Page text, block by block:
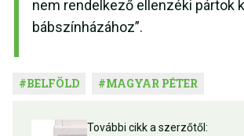
nem rendelkező ellenzéki pártok
bábszínházához”.
#BELFÖLD #MAGYAR PÉTER
További cikk a szerzőtől: